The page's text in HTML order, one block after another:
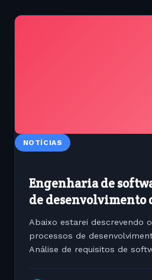
NOTÍCIAS
Engenharia de
de desenvolvimento
Abaixo estarei descrevendo
processos de
Análise de requisitos de